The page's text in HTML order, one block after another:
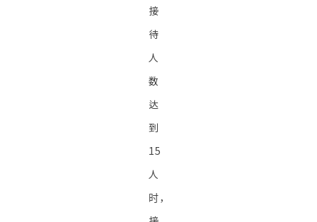
接
待
人
数
达
到
15
人
时，